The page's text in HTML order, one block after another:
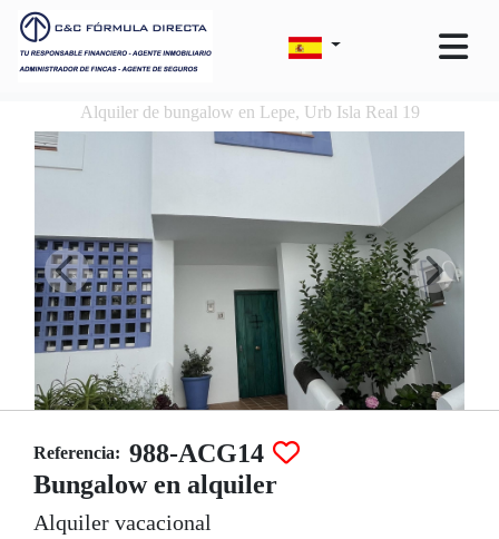
Alquiler de bungalow en Lepe, Urb Isla Real 19
Referencia: 988-ACG14
Bungalow en alquiler
Alquiler vacacional